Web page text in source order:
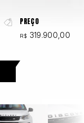
PREÇO
R$ 319.900,00